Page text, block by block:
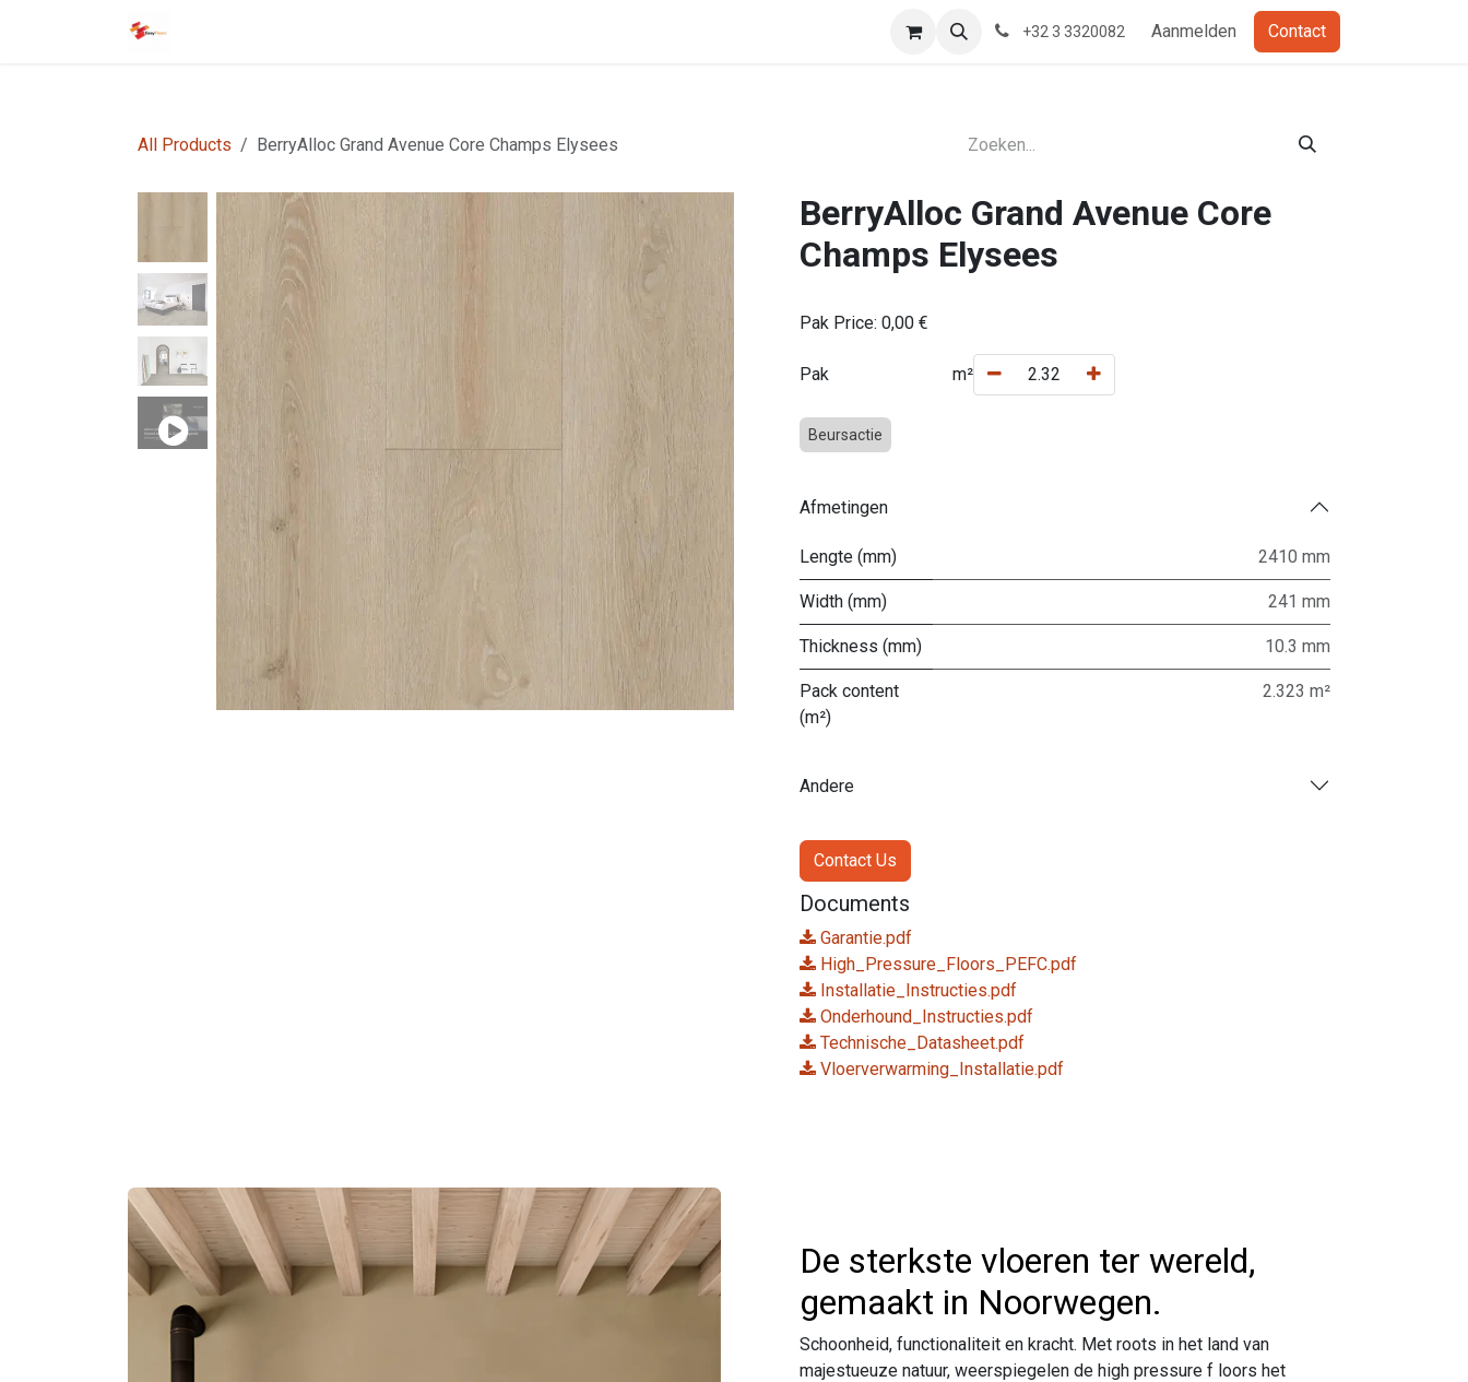
+32 3 3320082 Aanmelden Contact
All Products BerryAlloc Grand Avenue Core Champs Elysees
BerryAlloc Grand Avenue Core
Champs Elysees
Pak Price: 0,00 €
Pak m²
Beursactie
Afmetingen
Lengte (mm) 2410 mm
Width (mm) 241 mm
Thickness (mm) 10.3 mm
Pack content
(m²)
2.323 m²
Andere
Contact Us
Documents
Garantie.pdf
High_Pressure_Floors_PEFC.pdf
Installatie_Instructies.pdf
Onderhound_Instructies.pdf
Technische_Datasheet.pdf
Vloerverwarming_Installatie.pdf
De sterkste vloeren ter wereld,
gemaakt in Noorwegen.
Schoonheid, functionaliteit en kracht. Met roots in het land van
majestueuze natuur, weerspiegelen de high pressure f loors het